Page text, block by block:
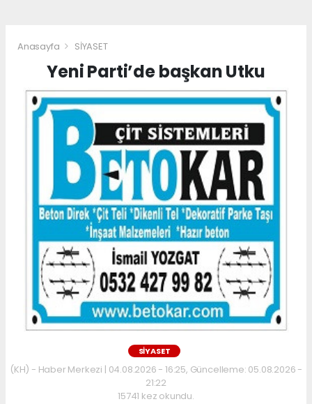
Anasayfa SİYASET
Yeni Parti’de başkan Utku
SİYASET
(KH) - Haber Merkezi | 04.08.2026 - 16:25, Güncelleme: 05.08.2026 -
21:22
15741 kez okundu.